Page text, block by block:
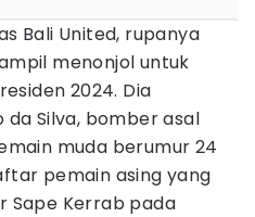
Bali United, rupanya
menonjol untuk
2024. Dia
da Silva, bomber asal
muda berumur 24
pemain asing yang
Sape Kerrab pada